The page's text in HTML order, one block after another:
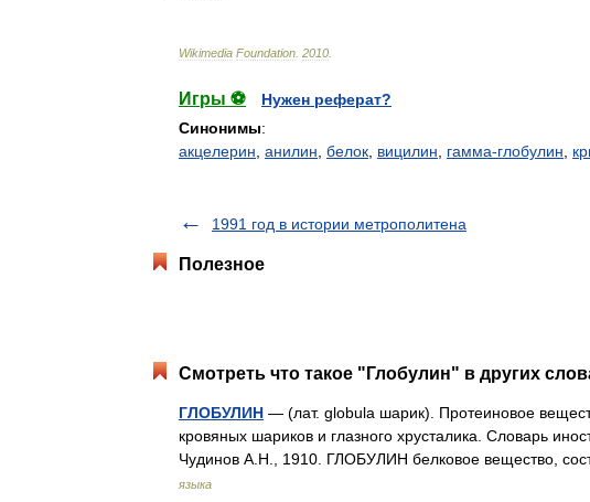
Wikimedia Foundation 2010
Игры ⚽
Нужен реферат?
Синонимы:
акцелерин анилин белок вицилин гамма-глобулин
1991 год в истории метрополитена
Полезное
Смотреть что такое "Глобулин" в других
ГЛОБУЛИН — (лат. globula шарик). Протеиновое
кровяных шариков и глазного хрусталика. Словарь
Чудинов А.Н., 1910. ГЛОБУЛИН белковое вещество,
языка